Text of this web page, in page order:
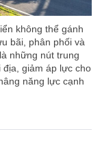
không thể gánh
bãi, phân phối và
những nút trung
giảm áp lực cho
năng lực cạnh